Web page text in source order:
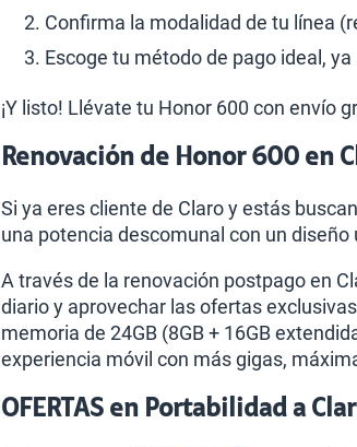
Confirma la modalidad de tu línea
Escoge tu método de pago ideal,
¡Y listo! Llévate tu Honor 600 con envío
Renovación de Honor 600 en
Si ya eres cliente de Claro y estás
una potencia descomunal con un
A través de la renovación postpago en
diario y aprovechar las ofertas
memoria de 24GB (8GB + 16GB
experiencia móvil con más gigas,
OFERTAS en Portabilidad a